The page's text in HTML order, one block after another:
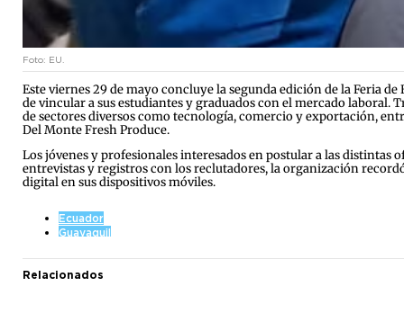
Foto: EU.
Este viernes 29 de mayo concluye la segunda edición de la Feria
de vincular a sus estudiantes y graduados con el mercado laboral.
de sectores diversos como tecnología, comercio y exportación,
Del Monte Fresh Produce.
Los jóvenes y profesionales interesados en postular a las distintas
entrevistas y registros con los reclutadores, la organización
digital en sus dispositivos móviles.
Ecuador
Guayaquil
Relacionados